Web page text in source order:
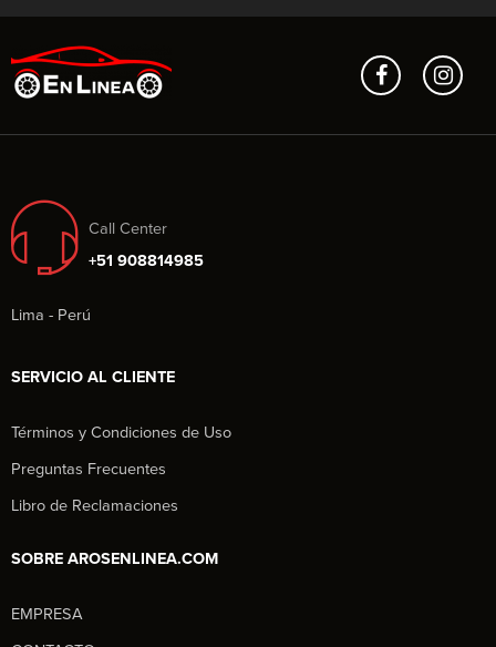
Call Center
+51 908814985
Lima - Perú
SERVICIO AL CLIENTE
Términos y Condiciones de Uso
Preguntas Frecuentes
Libro de Reclamaciones
SOBRE AROSENLINEA.COM
EMPRESA